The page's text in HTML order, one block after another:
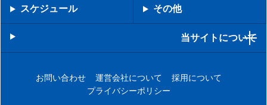
スケジュール その他
当サイトについて
お問い合わせ 運営会社について
採用について
プライバシーポリシー